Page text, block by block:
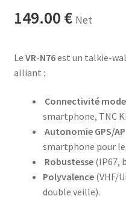
149.00 € Net
Le VR-N76est un talkie-
alliant :
Connectivité
smartphone, TNC
Autonomie GPS/
smartphone pour
Robustesse(IP67,
Polyvalence(VHF/
double veille).